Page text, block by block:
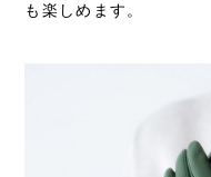
も楽しめます。